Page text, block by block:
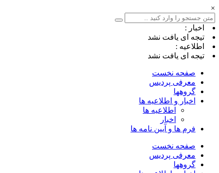
×
اخبار :
تیجه ای یافت نشد
اطلاعیه :
تیجه ای یافت نشد
صفحه نخست
معرفی پردیس
گروهها
اخبار و اطلاعیه ها
اطلاعیه ها
اخبار
فرم ها و آیین نامه ها
صفحه نخست
معرفی پردیس
گروهها